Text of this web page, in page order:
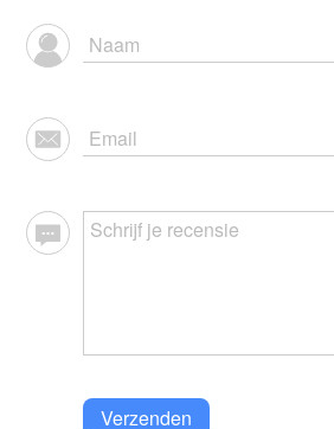
Verzenden